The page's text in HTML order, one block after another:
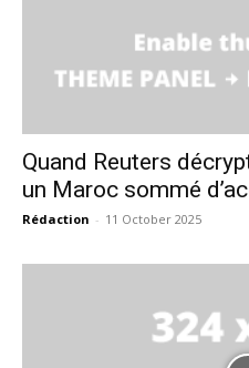
Nous contacter
Mon compte
Quand Reuters
un Maroc sommé
Rédaction - 11 October 2025